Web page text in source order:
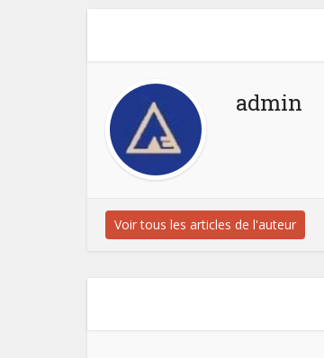
admin
Voir tous les articles de l'auteur